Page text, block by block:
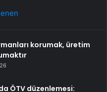
korumak, üretim
ÖTV düzenlemesi: